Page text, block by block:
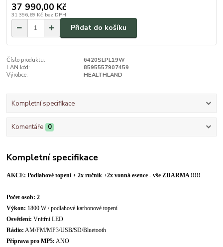
37 990,00 Kč
31 396,69 Kč bez DPH
Přidat do košíku
Číslo produktu:
6420SLPL19W
EAN kód:
8595557907459
Výrobce:
HEALTHLAND
Kompletní specifikace
Komentáře 0
Kompletní specifikace
AKCE: Podlahové topení + 2x ručník +2x vonná esence - vše ZDARMA !!!!!
Počet osob: 2
Výkon: 1800 W / podlahové karbonové topení
Osvětlení: Vnitřní LED
Rádio: AM/FM/MP3/USB/SD/Bluetooth
Příprava pro MP5: ANO